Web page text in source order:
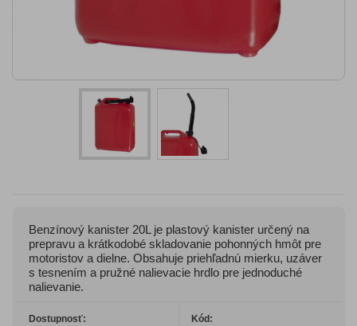
Benzínový kanister 20L je plastový kanister určený na
prepravu a krátkodobé skladovanie pohonných hmôt pre
motoristov a dielne. Obsahuje priehľadnú mierku, uzáver
s tesnením a pružné nalievacie hrdlo pre jednoduché
nalievanie.
Dostupnosť: Kód: